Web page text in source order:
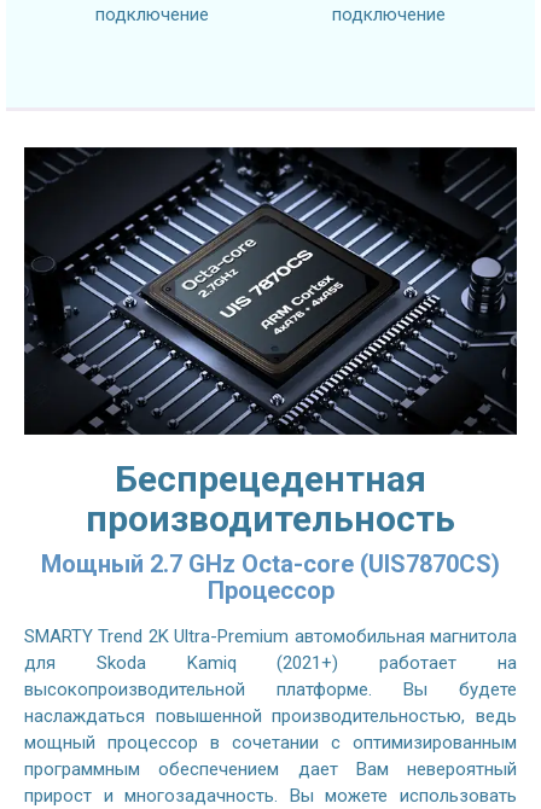
подключение
подключение
Беспрецедентная
производительность
Мощный 2.7 GHz Octa-core (UIS7870CS)
Процессор
SMARTY Trend 2K Ultra-Premium автомобильная магнитола
для Skoda Kamiq (2021+) работает на
высокопроизводительной платформе. Вы будете
наслаждаться повышенной производительностью, ведь
мощный процессор в сочетании с оптимизированным
программным обеспечением дает Вам невероятный
прирост и многозадачность. Вы можете использовать